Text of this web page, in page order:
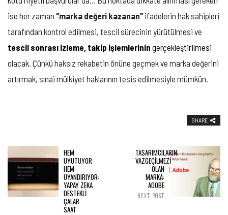
ise her zaman ‘’marka değeri kazanan’’ifadelerin hak sahipleri
tarafından kontrol edilmesi, tescil sürecinin yürütülmesi ve
tescil sonrası izleme, takip işlemlerinin gerçekleştirilmesi
olacak. Çünkü haksız rekabetin önüne geçmek ve marka değerini
artırmak, sınai mülkiyet haklarının tesis edilmesiyle mümkün.
SHARE
HEM
UYUTUYOR
HEM
UYANDIRIYOR:
YAPAY ZEKA
DESTEKLİ
ÇALAR
SAAT
TASARIMCILARIN
VAZGEÇİLMEZİ
OLAN
MARKA:
ADOBE
NEXT POST